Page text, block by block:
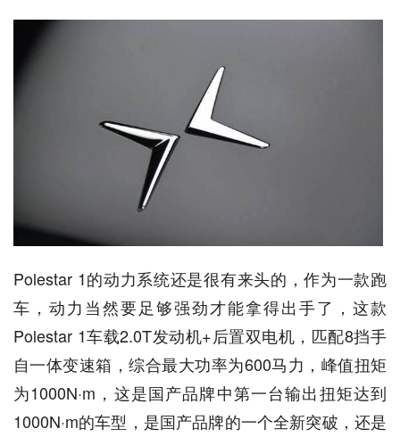
Polestar 1的动力系统还是很有来头的，作为一款跑
车，动力当然要足够强劲才能拿得出手了，这款
Polestar 1车载2.0T发动机+后置双电机，匹配8挡手
自一体变速箱，综合最大功率为600马力，峰值扭矩
为1000N·m，这是国产品牌中第一台输出扭矩达到
1000N·m的车型，是国产品牌的一个全新突破，还是